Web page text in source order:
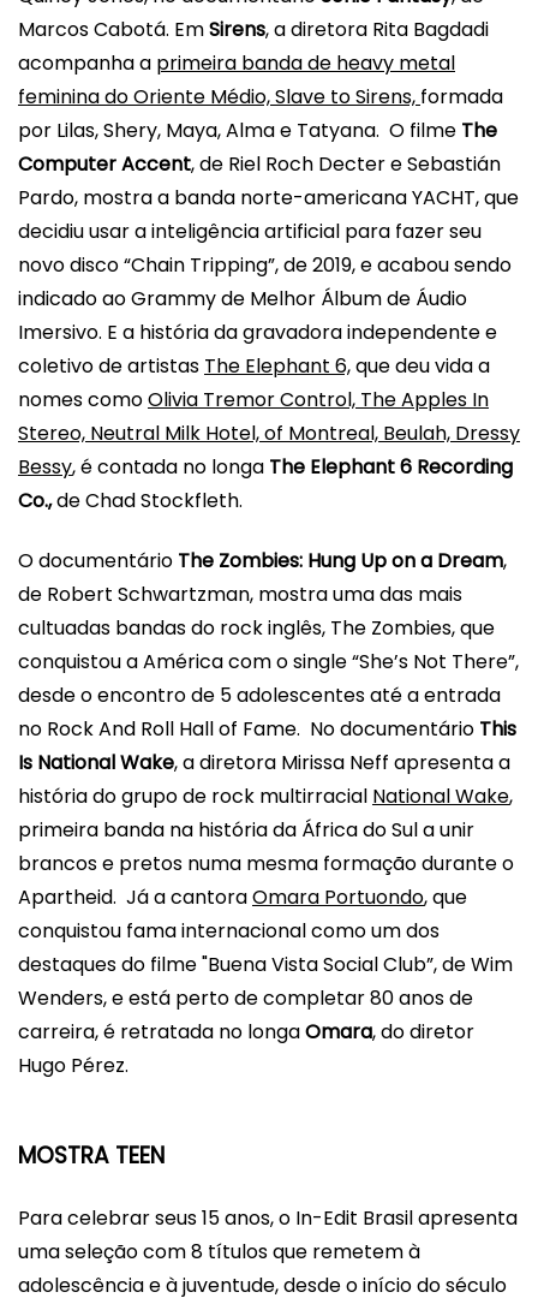
Marcos Cabotá. EmSirens, a diretora Rita Bagdadi
acompanha a primeira banda de heavy metal
feminina do Oriente Médio, Slave to Sirens, formada
por Lilas, Shery, Maya, Alma e Tatyana. O filme The
Computer Accent, de Riel Roch Decter e Sebastián
Pardo, mostra a banda norte-americana YACHT, que
decidiu usar a inteligência artificial para fazer seu
novo disco “Chain Tripping”, de 2019, e acabou sendo
indicado ao Grammy de Melhor Álbum de Áudio
Imersivo. E a história da gravadora independente e
coletivo de artistas The Elephant 6,que deu vida a
nomes comoOlivia Tremor Control, The Apples In
Stereo, Neutral Milk Hotel, of Montreal, Beulah, Dressy
Bessy, é contada no longa The Elephant 6 Recording
Co.,de Chad Stockfleth.
O documentário The Zombies: Hung Up on a Dream,
de Robert Schwartzman, mostra uma das mais
cultuadas bandas do rock inglês, The Zombies, que
conquistou a América com o single “She’s Not There”,
desde o encontro de 5 adolescentes até a entrada
no Rock And Roll Hall of Fame. No documentário This
Is National Wake, a diretora Mirissa Neff apresenta a
história do grupo de rock multirracial National Wake,
primeira banda na história da África do Sul a unir
brancos e pretos numa mesma formação durante o
Apartheid. Já a cantoraOmara Portuondo, que
conquistou fama internacional como um dos
destaques do filme "Buena Vista Social Club”, de Wim
Wenders, e está perto de completar 80 anos de
carreira, é retratada no longaOmara, do diretor
Hugo Pérez.
MOSTRA TEEN
Para celebrar seus 15 anos, o In-Edit Brasilapresenta
uma seleção com 8 títulos que remetem à
adolescência e à juventude, desde o início do século